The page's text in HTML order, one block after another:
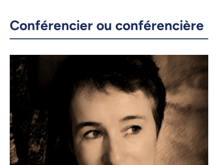
Conférencier ou conférencière